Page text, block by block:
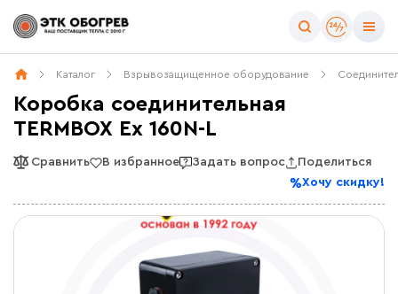
Каталог Взрывозащищенное оборудование
Коробка соединительная
TERMBOX Ex 160N-L
Сравнить В избранное Задать вопрос
Поделиться
Хочу скидку!